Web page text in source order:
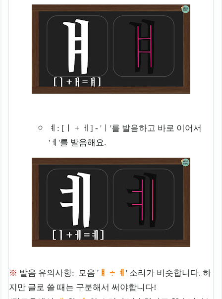
ㅖ: [ㅣ + ㅔ] - 'ㅣ'를 발음하고 바로 이어서
'ㅔ'를 발음해요.
※ 발음 유의사항: 모음 ' ㅒ ≑ ㅖ ' 소리가 비슷합니다. 하
지만 글로 쓸 때는 구분해서 써야합니다!